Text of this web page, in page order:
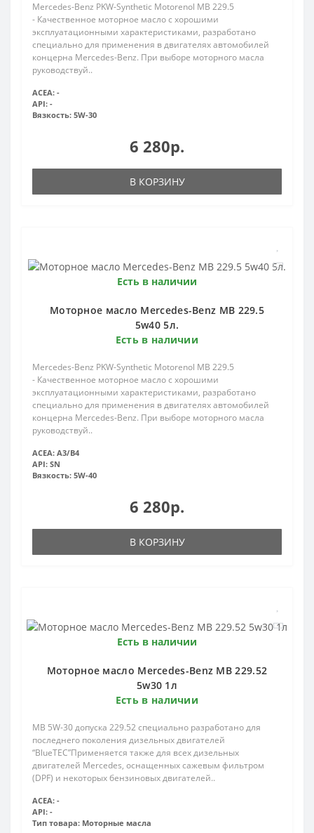
Mercedes-Benz PKW-Synthetic Motorenol MB 229.5
- Качественное моторное масло с хорошими
эксплуатационными характеристиками, разработано
специально для применения в двигателях автомобилей
концерна Mercedes-Benz. При выборе моторного масла
руководствуй..
ACEA: -
API: -
Вязкость: 5W-30
6 280р.
В КОРЗИНУ
Есть в наличии
Моторное масло Mercedes-Вenz MB 229.5
5w40 5л.
Есть в наличии
Mercedes-Benz PKW-Synthetic Motorenol MB 229.5
- Качественное моторное масло с хорошими
эксплуатационными характеристиками, разработано
специально для применения в двигателях автомобилей
концерна Mercedes-Benz. При выборе моторного масла
руководствуй..
ACEA: A3/B4
API: SN
Вязкость: 5W-40
6 280р.
В КОРЗИНУ
Есть в наличии
Моторное масло Mercedes-Вenz MB 229.52
5w30 1л
Есть в наличии
MB 5W-30 допуска 229.52 специально разработано для
последнего поколения дизельных двигателей
“BlueTEC”Применяется также для всех дизельных
двигателей Mercedes, оснащенных сажевым фильтром
(DPF) и некоторых бензиновых двигателей..
ACEA: -
API: -
Тип товара: Моторные масла